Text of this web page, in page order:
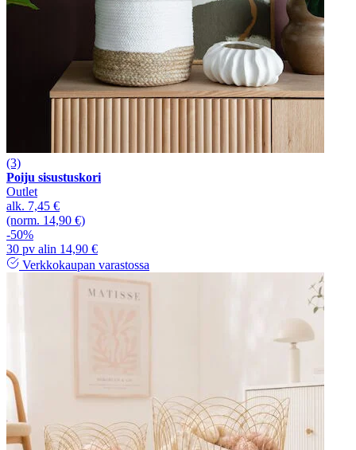
(3)
Poiju sisustuskori
Outlet
alk. 7,45 €
(norm. 14,90 €)
-50%
30 pv alin 14,90 €
Verkkokaupan varastossa